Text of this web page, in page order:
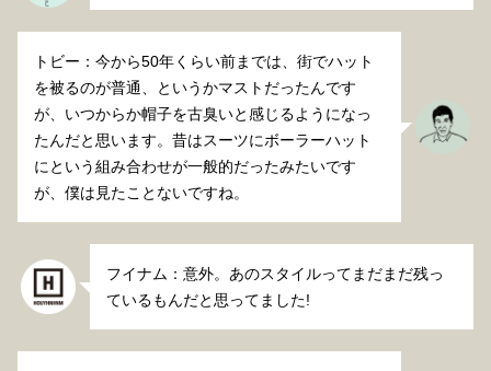
トビー：今から50年くらい前までは、街でハット
を被るのが普通、というかマストだったんです
が、いつからか帽子を古臭いと感じるようになっ
たんだと思います。昔はスーツにボーラーハット
にという組み合わせが一般的だったみたいです
が、僕は見たことないですね。
フイナム：意外。あのスタイルってまだまだ残っ
ているもんだと思ってました!